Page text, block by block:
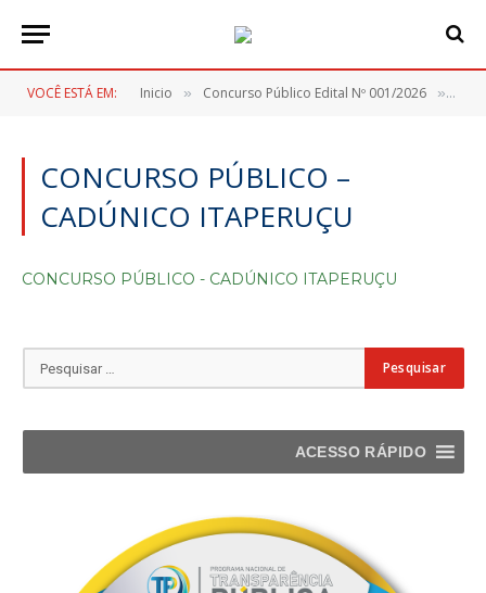
VOCÊ ESTÁ EM: Inicio » Concurso Público Edital Nº 001/2026 »
CONCURSO PÚBLICO –
CADÚNICO ITAPERUÇU
CONCURSO PÚBLICO - CADÚNICO ITAPERUÇU
ACESSO RÁPIDO